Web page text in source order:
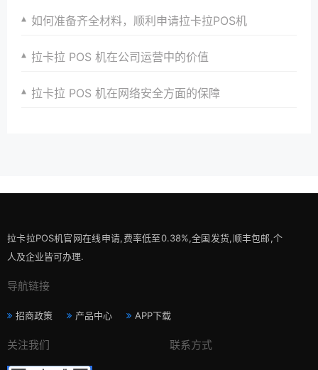
如何准备齐全材料，顺利申请拉卡拉POS机
拉卡拉 POS 机在公司运营中的价值
拉卡拉 POS 机在网络安全方面的保障
拉卡拉POS机官网在线申请,费率低至0.38%,全国发货,顺丰包邮,个
人及企业皆可办理.
导航链接
招商政策 产品中心 APP下载
关注我们 联系方式